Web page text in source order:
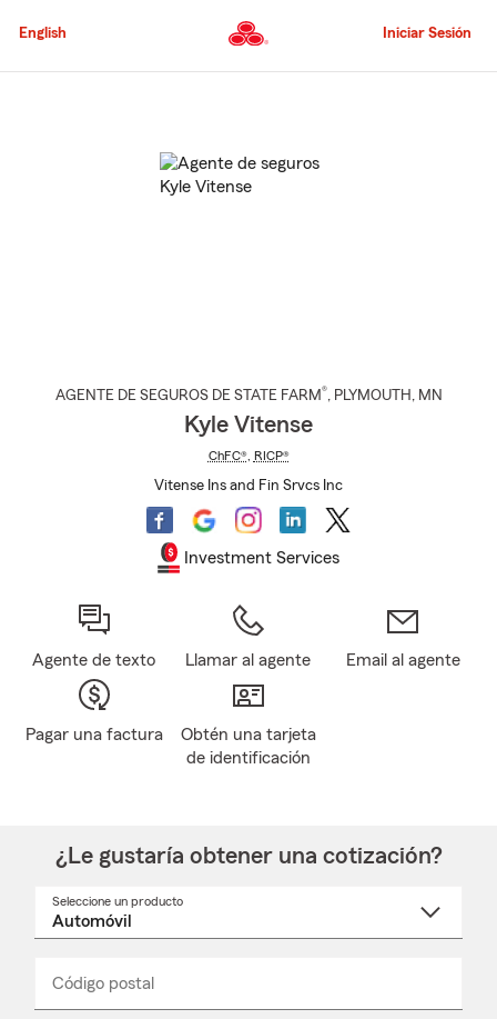
al
principal
English Iniciar Sesión
AGENTE DE SEGUROS DE STATE FARM®, PLYMOUTH , MN
Kyle Vitense
ChFC®, RICP®
Vitense Ins and Fin Srvcs Inc
Investment Services
Agente de texto Llamar al agente Email al agente
Pagar una factura
Obtén una tarjeta
de identificación
¿Le gustaría obtener una cotización?
Seleccione un producto
desplegable
Código postal
_____